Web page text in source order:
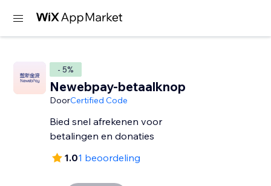
- 5%
Newebpay-betaalknop
DoorCertified Code
Bied snel afrekenen voor
betalingen en donaties
1.01 beoordeling